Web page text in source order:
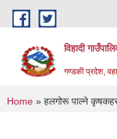
Skip to main content
विहादी
गण्डकी प्रदेश,
You are
Home » हलगोरू पाल्ने